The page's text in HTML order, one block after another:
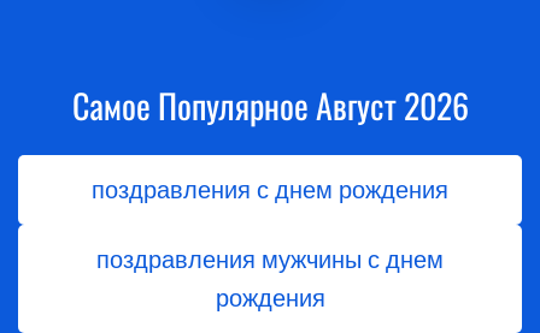
Самое Популярное Август 2026
поздравления с днем рождения
поздравления мужчины с днем
рождения